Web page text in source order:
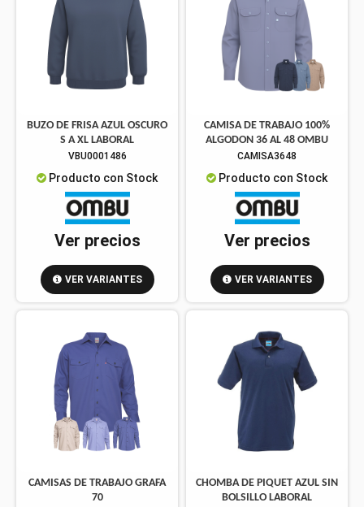
BUZO DE FRISA AZUL OSCURO
S A XL LABORAL
VBU0001486
Producto con Stock
Ver precios
VER VARIANTES
CAMISA DE TRABAJO 100%
ALGODON 36 AL 48 OMBU
CAMISA3648
Producto con Stock
Ver precios
VER VARIANTES
CAMISAS DE TRABAJO GRAFA
70
CHOMBA DE PIQUET AZUL SIN
BOLSILLO LABORAL